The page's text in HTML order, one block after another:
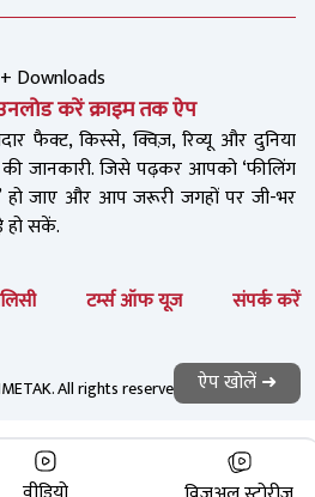
Downloads
करें क्राइम तक ऐप
फैक्ट, किस्से, क्विज़, रिव्यू और दुनिया
जानकारी. जिसे पढ़कर आपको ‘फीलिंग
हो जाए और आप जरूरी जगहों पर जी-भर
हो सकें.
टर्म्स ऑफ यूज संपर्क करें
All rights reserved. ऐप खोलें ➜